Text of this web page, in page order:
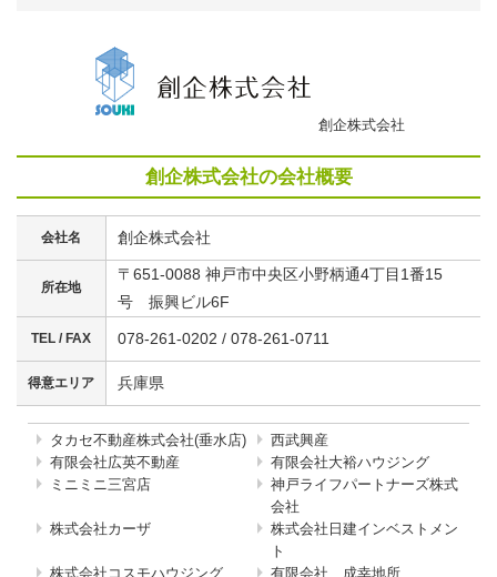
創企株式会社
創企株式会社の会社概要
会社名 創企株式会社
所在地
〒651-0088 神戸市中央区小野柄通4丁目1番15
号 振興ビル6F
TEL / FAX 078-261-0202 / 078-261-0711
得意エリア 兵庫県
タカセ不動産株式会社(垂水店)
西武興産
有限会社広英不動産
有限会社大裕ハウジング
ミニミニ三宮店
神戸ライフパートナーズ株式
会社
株式会社カーザ
株式会社日建インベストメン
ト
株式会社コスモハウジング
有限会社 成幸地所